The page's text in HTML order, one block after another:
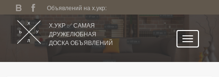
Объявлений на х.укр:
Х.УКР ✅ САМАЯ
ДРУЖЕЛЮБНАЯ
ДОСКА ОБЪЯВЛЕНИЙ